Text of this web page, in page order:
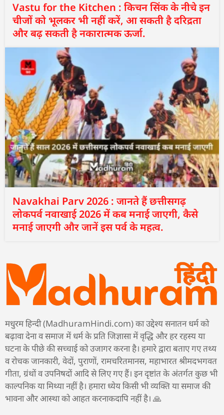
Vastu for the Kitchen : किचन सिंक के नीचे इन
चीजों को भूलकर भी नहीं करें, आ सकती है दरिद्रता
और बढ़ सकती है नकारात्मक ऊर्जा.
Navakhai Parv 2026 : जानते हैं छत्तीसगढ़
लोकपर्व नवाखाई 2026 में कब मनाई जाएगी, कैसे
मनाई जाएगी और जानें इस पर्व के महत्व.
मधुरम हिन्दी (MadhuramHindi.com) का उद्देश्य सनातन धर्म को
बढ़ावा देना व समाज में धर्म के प्रति जिज्ञासा में वृद्धि और हर रहस्य या
घटना के पीछे की सच्चाई को उजागर करना है। हमारे द्वारा बताए गए तथ्य
व रोचक जानकारी, वेदों, पुराणों, रामचरितमानस, महाभारत श्रीमदभगवत
गीता, ग्रंथों व उपनिषदों आदि से लिए गए हैं। इन दृष्टांत के अंतर्गत कुछ भी
काल्पनिक या मिथ्या नहीं है। हमारा ध्येय किसी भी व्यक्ति या समाज की
भावना और आस्था को आहत करनाकदापि नहीं है। 🙏